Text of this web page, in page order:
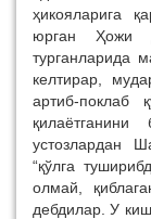
ҳикояларига
юрган Ҳожи
турганларида
келтирар,
артиб-поклаб
устозлардан
“қўлга
олмай,
дебдилар. У